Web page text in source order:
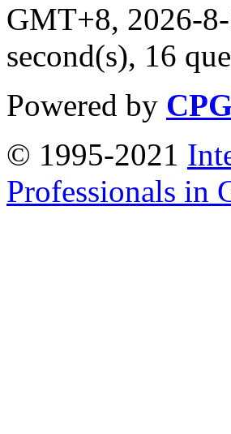
GMT+8, 2026-
second(s), 16
Powered by
© 1995-2021
Professionals in